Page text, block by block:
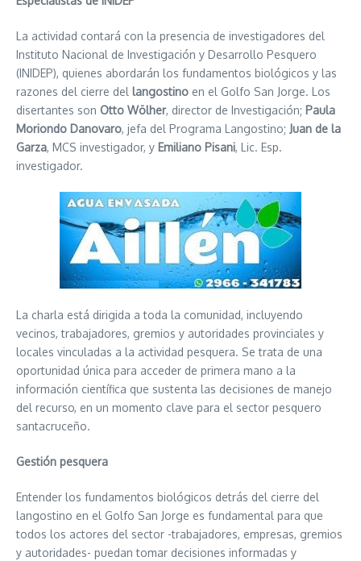
La actividad contará con la presencia de investigadores del
Instituto Nacional de Investigación y Desarrollo Pesquero
(INIDEP), quienes abordarán los fundamentos biológicos y las
razones del cierre del langostino en el Golfo San Jorge. Los
disertantes son Otto Wölher, director de Investigación; Paula
Moriondo Danovaro, jefa del Programa Langostino; Juan de la
Garza, MCS investigador, y Emiliano Pisani, Lic. Esp.
investigador.
La charla está dirigida a toda la comunidad, incluyendo
vecinos, trabajadores, gremios y autoridades provinciales y
locales vinculadas a la actividad pesquera. Se trata de una
oportunidad única para acceder de primera mano a la
información científica que sustenta las decisiones de manejo
del recurso, en un momento clave para el sector pesquero
santacruceño.
Gestión pesquera
Entender los fundamentos biológicos detrás del cierre del
langostino en el Golfo San Jorge es fundamental para que
todos los actores del sector -trabajadores, empresas, gremios
y autoridades- puedan tomar decisiones informadas y